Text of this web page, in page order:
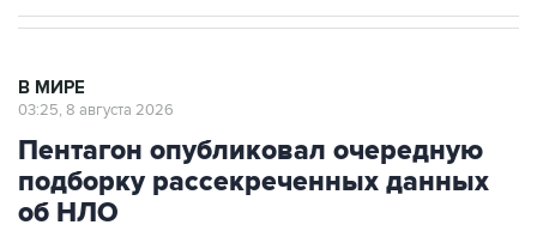
В МИРЕ
03:25, 8 августа 2026
Пентагон опубликовал очередную
подборку рассекреченных данных
об НЛО